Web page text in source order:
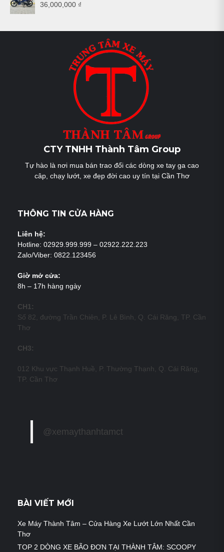
36,000,000 ₫
CTY TNHH Thành Tâm Group
Tự hào là nơi mua bán trao đổi các dòng xe tay ga cao
câp, chạy lướt, xe đẹp đời cao uy tín tại Cần Thơ
THÔNG TIN CỬA HÀNG
Liên hệ:
Hotline: 02929.999.999 – 02922.222.223
Zalo/Viber: 0822.123456
Giờ mở cửa:
8h – 17h hàng ngày
CH1:
Số 82, đường Trần Chiên, P. Lê Bình, Q. Cái Răng, TP. Cần
Thơ
CH3:
012 Khu vực Thạnh Huề, P. Thường Thạnh, Q. Cái Răng,
TP. Cần Thơ
@xemaythanhtamct
BÀI VIẾT MỚI
Xe Máy Thành Tâm – Cửa Hàng Xe Lướt Lớn Nhất Cần
Thơ
TOP 2 DÒNG XE BÃO ĐƠN TẠI THÀNH TÂM: SCOOPY